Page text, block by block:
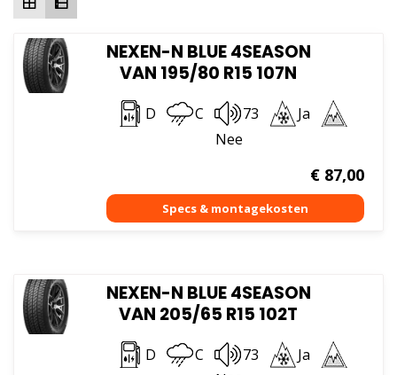
NEXEN-N BLUE 4SEASON
VAN 195/80 R15 107N
D C 73
Ja
Nee
€87,00
NEXEN-N BLUE 4SEASON
VAN 205/65 R15 102T
D C 73
Ja